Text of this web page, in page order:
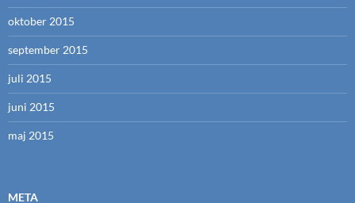
oktober 2015
september 2015
juli 2015
juni 2015
maj 2015
META